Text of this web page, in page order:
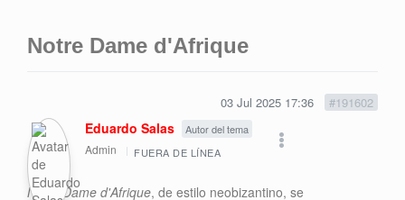
Notre Dame d'Afrique
03 Jul 2025 17:36 #191602
Eduardo Salas Autor del tema
Admin FUERA DE LÍNEA
Notre Dame d'Afrique, de estilo neobizantino, se